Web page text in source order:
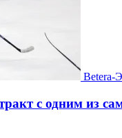
Betera-
с одним из